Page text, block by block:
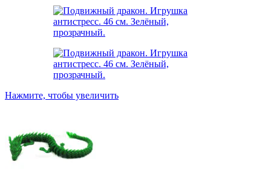
Нажмите, чтобы увеличить